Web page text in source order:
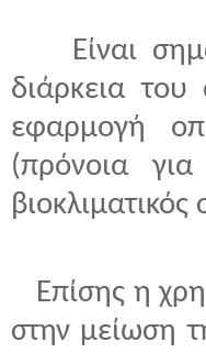
Είναι
διάρκεια του
εφαρμογή
(πρόνοια
Επίσης η
στην μείωση